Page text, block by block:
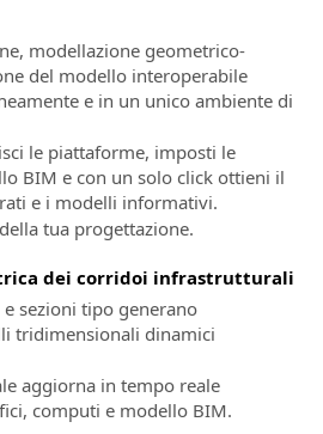
modellazione geometrico-
del modello interoperabile
e in un unico ambiente di
le piattaforme, imposti le
BIM e con un solo click ottieni il
e i modelli informativi.
tua progettazione.
dei corridoi infrastrutturali
sezioni tipo generano
tridimensionali dinamici
aggiorna in tempo reale
computi e modello BIM.